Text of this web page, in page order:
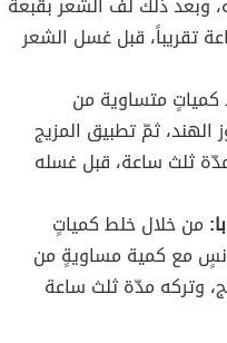
تقريباً، قبل غسل الشعر
متساوية من
الهند، ثمّ تطبيق المزيج
ثلث ساعة، قبل غسله
من خلال خلط كمياتٍ
مع كمية مساويةٍ من
وتركه مدّة ثلث ساعة